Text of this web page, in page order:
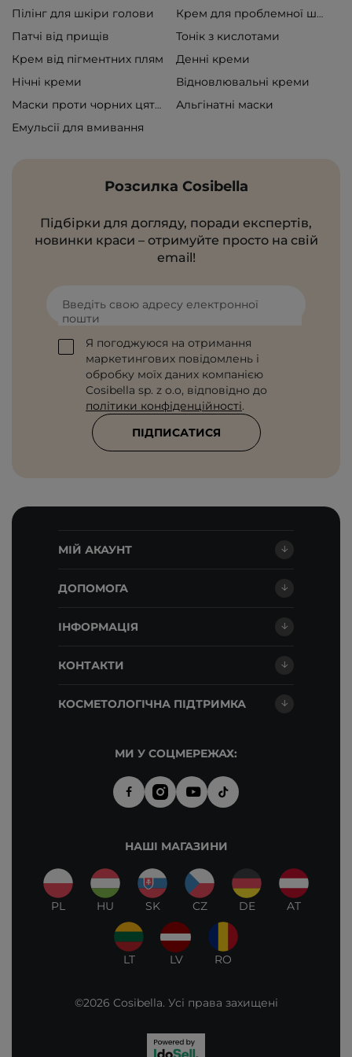
Пілінг для шкіри голови
Крем для проблемної шкіри
Патчі від прищів
Тонік з кислотами
Крем від пігментних плям
Денні креми
Нічні креми
Відновлювальні креми
Маски проти чорних цяток
Альгінатні маски
Емульсії для вмивання
Розсилка Cosibella
Підбірки для догляду, поради експертів,
новинки краси – отримуйте просто на свій
email!
Введіть свою адресу електронної
пошти
Я погоджуюся на отримання
маркетингових повідомлень і
обробку моїх даних компанією
Cosibella sp. z o.o, відповідно до
політики конфіденційності.
ПІДПИСАТИСЯ
МІЙ АКАУНТ
ДОПОМОГА
ІНФОРМАЦІЯ
КОНТАКТИ
КОСМЕТОЛОГІЧНА ПІДТРИМКА
МИ У СОЦМЕРЕЖАХ:
НАШІ МАГАЗИНИ
PL HU SK CZ DE AT
LT LV RO
©2026 Cosibella. Усі права захищені